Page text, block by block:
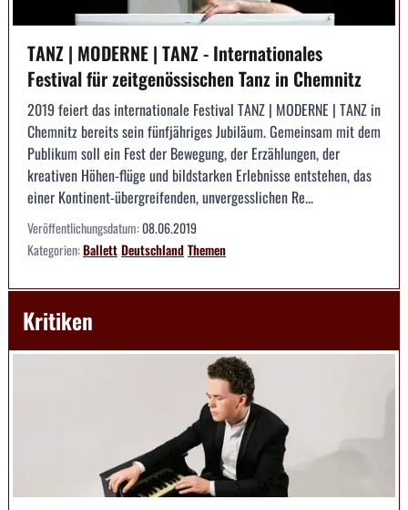
TANZ | MODERNE | TANZ - Internationales
Festival für zeitgenössischen Tanz in Chemnitz
2019 feiert das internationale Festival TANZ | MODERNE | TANZ in
Chemnitz bereits sein fünfjähriges Jubiläum. Gemeinsam mit dem
Publikum soll ein Fest der Bewegung, der Erzählungen, der
kreativen Höhen-flüge und bildstarken Erlebnisse entstehen, das
einer Kontinent-übergreifenden, unvergesslichen Re...
Veröffentlichungsdatum:08.06.2019
Kategorien:BallettDeutschlandThemen
Kritiken